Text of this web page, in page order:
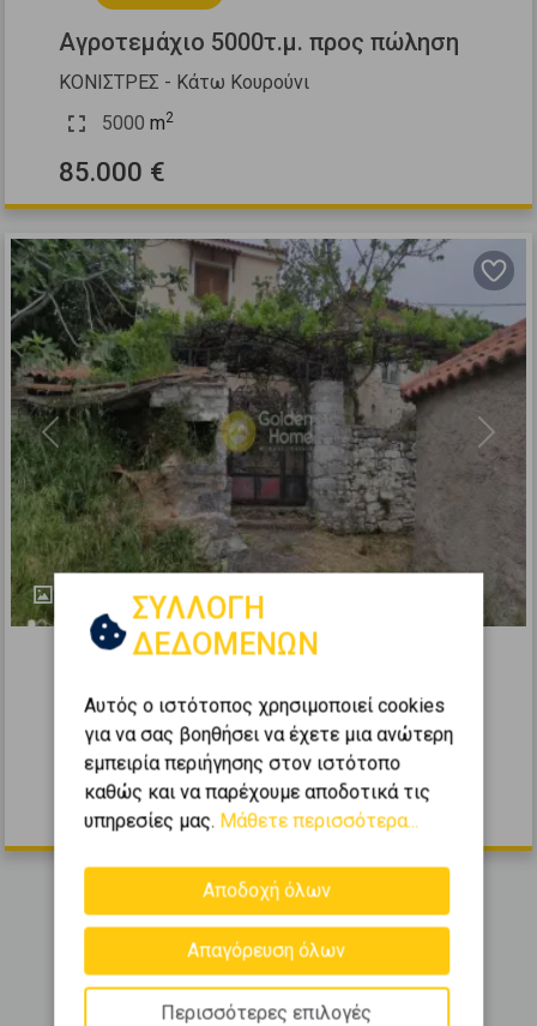
Αγροτεμάχιο 5000τ.μ. προς πώληση
ΚΟΝΙΣΤΡΕΣ - Κάτω Κουρούνι
5000 m2
85.000 €
Previous Next
332667
ΚΟΝΙΣΤΡΕΣ - Γάια
357m2
50.000 €
Εμφανίζονται 1-3 από
ΣΥΛΛΟΓΗ
ΔΕΔΟΜΕΝΩΝ
Αυτός ο ιστότοπος χρησιμοποιεί cookies
για να σας βοηθήσει να έχετε μια ανώτερη
εμπειρία περιήγησης στον ιστότοπο
καθώς και να παρέχουμε αποδοτικά τις
υπηρεσίες μας. Μάθετε περισσότερα...
Αποδοχή όλων
Απαγόρευση όλων
Περισσότερες επιλογές